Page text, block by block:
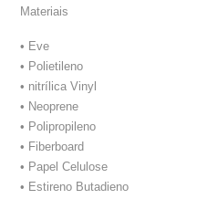
Materiais
• Eve
• Polietileno
• nitrílica Vinyl
• Neoprene
• Polipropileno
• Fiberboard
• Papel Celulose
• Estireno Butadieno